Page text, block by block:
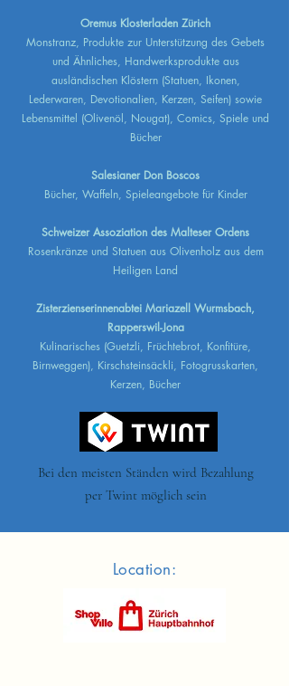
Oremus Klosterladen Zürich
Monstranz, Produkte zur Unterstützung des Gebets
und Ähnliches, Handwerksprodukte aus
ausländischen Klöstern (Statuen, Ikonen,
Lederwaren, Devotionalien, Kerzen, Seifen) sowie
Lebensmittel (Olivenöl, Nougat), Comics, Spiele und
Bücher
Salesianer Don Boscos
Bücher, Waffeln, Spieleangebote für Kinder
Schweizer Assoziation des Malteser Ordens
Rosenkränze und Statuen aus Olivenholz aus dem
Heiligen Land
Zisterzienserinnenabtei Mariazell Wurmsbach,
Rapperswil-Jona
Kulinarisches (Guetzli, Früchtebrot, Konfitüre,
Birnweggen), Kirschsteinsäckli, Fotogrusskarten,
Kerzen, Bücher
Bei den meisten Ständen wird Bezahlung
per Twint möglich sein
Location: